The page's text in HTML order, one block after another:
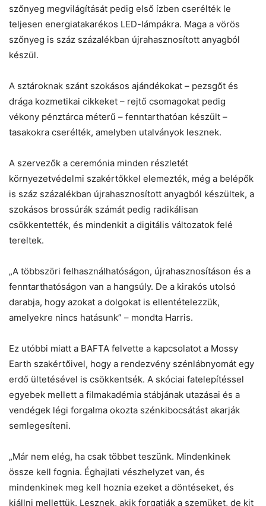
szőnyeg megvilágítását pedig első ízben cserélték le
teljesen energiatakarékos LED-lámpákra. Maga a vörös
szőnyeg is száz százalékban újrahasznosított anyagból
készül.
A sztároknak szánt szokásos ajándékokat – pezsgőt és
drága kozmetikai cikkeket – rejtő csomagokat pedig
vékony pénztárca méterű – fenntarthatóan készült –
tasakokra cserélték, amelyben utalványok lesznek.
A szervezők a ceremónia minden részletét
környezetvédelmi szakértőkkel elemezték, még a belépők
is száz százalékban újrahasznosított anyagból készültek, a
szokásos brossúrák számát pedig radikálisan
csökkentették, és mindenkit a digitális változatok felé
tereltek.
„A többszöri felhasználhatóságon, újrahasznosításon és a
fenntarthatóságon van a hangsúly. De a kirakós utolsó
darabja, hogy azokat a dolgokat is ellentételezzük,
amelyekre nincs hatásunk” – mondta Harris.
Ez utóbbi miatt a BAFTA felvette a kapcsolatot a Mossy
Earth szakértőivel, hogy a rendezvény szénlábnyomát egy
erdő ültetésével is csökkentsék. A skóciai fatelepítéssel
egyebek mellett a filmakadémia stábjának utazásai és a
vendégek légi forgalma okozta szénkibocsátást akarják
semlegesíteni.
„Már nem elég, ha csak többet teszünk. Mindenkinek
össze kell fognia. Éghajlati vészhelyzet van, és
mindenkinek meg kell hoznia ezeket a döntéseket, és
kiállni mellettük. Lesznek, akik forgatják a szemüket, de kit